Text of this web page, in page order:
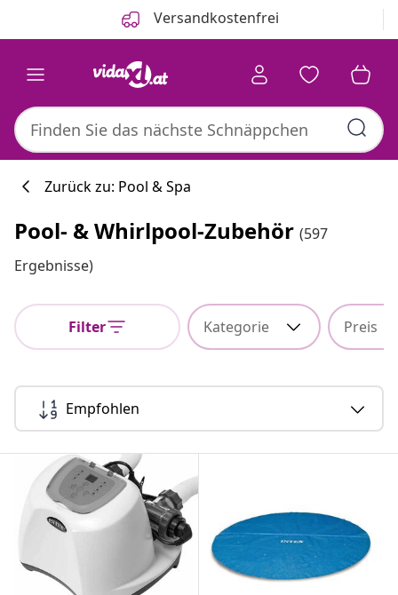
Versandkostenfrei
#sharemevidaxl
Zurück zu: Pool & Spa
Pool- & Whirlpool-Zubehör (597
Ergebnisse)
Filter Kategorie Preis
Empfohlen